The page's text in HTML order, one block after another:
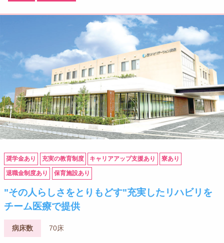
奨学金あり 充実の教育制度 キャリアアップ支援あり 寮あり
退職金制度あり 保育施設あり
"その人らしさをとりもどす"充実したリハビリを
チーム医療で提供
病床数 70床